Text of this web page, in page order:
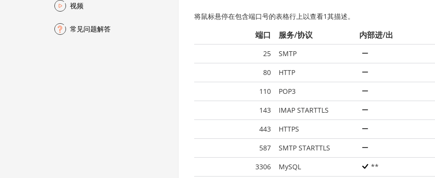
视频
常见问题解答
将鼠标悬停在包含端口号的表格行上以查看1其描述。
端口 服务/协议 内部进/出
25 SMTP
80 HTTP
110 POP3
143 IMAP STARTTLS
443 HTTPS
587 SMTP STARTTLS
3306 MySQL **